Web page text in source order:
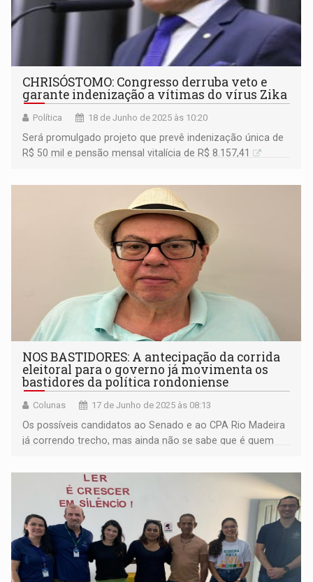
CHRISÓSTOMO: Congresso derruba veto e
garante indenização a vítimas do vírus Zika
Política 18 de Junho de 2025 às 10:20
Será promulgado projeto que prevê indenização única de
R$ 50 mil e pensão mensal vitalícia de R$ 8.157,41
NOS BASTIDORES: A antecipação da corrida
eleitoral para o governo já movimenta os
bastidores da política rondoniense
Colunas 17 de Junho de 2025 às 08:13
Os possíveis candidatos ao Senado e ao CPA Rio Madeira
já correndo trecho, mas ainda não se sabe que é quem